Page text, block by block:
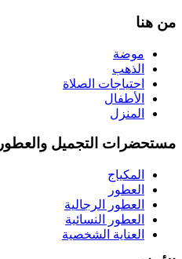
من هنا
موضة
الذهب
احتياجات الصلاة
الأطفال
المنزل
مستحضرات التجميل والعطور
المكياج
العطور
العطور الرجالية
العطور النسائية
العناية الشخصية